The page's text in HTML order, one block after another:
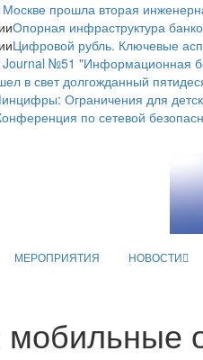
прошла вторая
Опорная инфраструктура
Цифровой рубль. Ключевые
Journal №51 "Информационная
в свет долгожданный
Ограничения для
по сетевой
МЕРОПРИЯТИЯ НОВОСТИ